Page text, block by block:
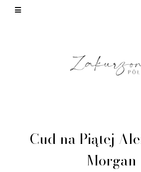
Cud na Piątej
Morgan
This site uses cookies from
of service, generate usage
and address abuse.
LEARN MORE